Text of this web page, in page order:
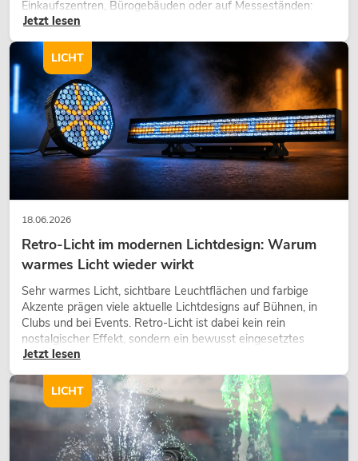
Einkaufszentren, Bürogebäuden oder auf Messeständen:
eine hochwertige Begrünung gehört heute längst zum
Jetzt lesen
18.06.2026
Retro-Licht im modernen Lichtdesign: Warum
warmes Licht wieder wirkt
Sehr warmes Licht, sichtbare Leuchtflächen und farbige
Akzente prägen viele aktuelle Lichtdesigns auf Bühnen, in
Clubs und bei Events. Retro-Licht ist dabei kein rein
nostalgischer Effekt, sondern ein bewusst eingesetztes
Gestaltungsmittel: Es schafft Atmosphäre, gibt Szenen
wirken lassen.
Jetzt lesen
LICHT
LICHT